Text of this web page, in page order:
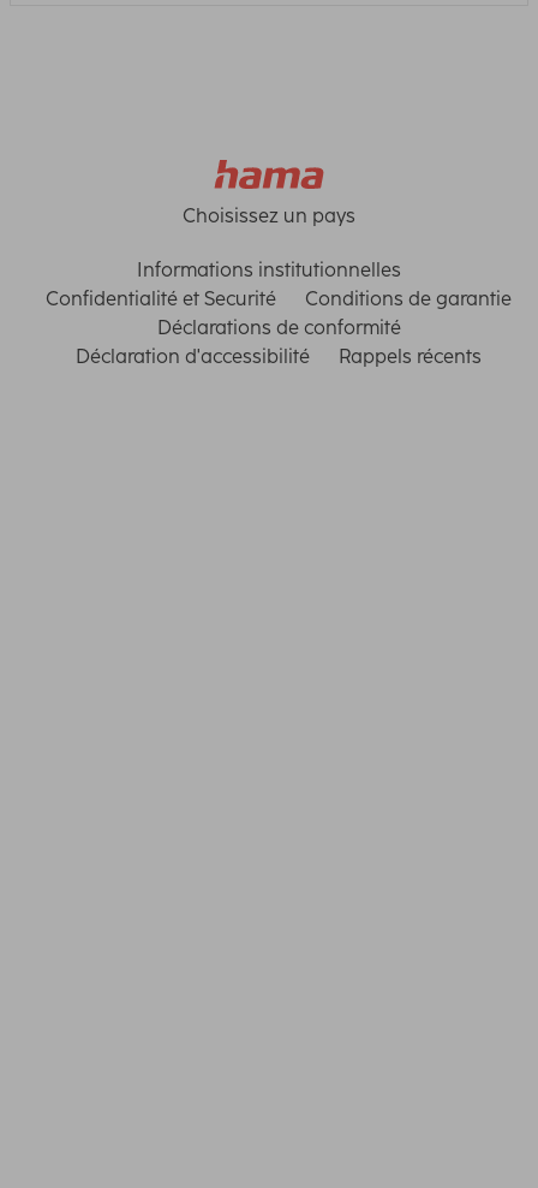
Choisissez un pays
Informations institutionnelles
Confidentialité et Securité
Conditions de garantie
Déclarations de conformité
Déclaration d'accessibilité
Rappels récents